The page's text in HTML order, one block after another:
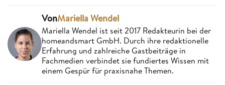
VonMariella Wendel
Mariella Wendel ist seit 2017 Redakteurin bei der
homeandsmart GmbH. Durch ihre redaktionelle
Erfahrung und zahlreiche Gastbeiträge in
Fachmedien verbindet sie fundiertes Wissen mit
einem Gespür für praxisnahe Themen.